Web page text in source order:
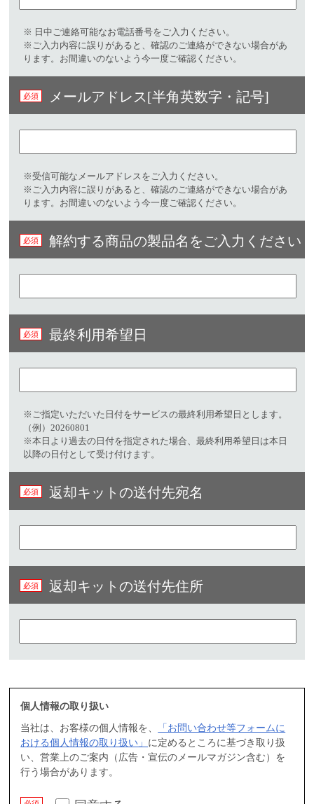
※ 日中ご連絡可能なお電話番号をご入力ください。​
※ご入力内容に誤りがあると、確認のご連絡ができない場合があ
ります。お間違いのないよう今一度ご確認ください。
メールアドレス[半角英数字・記号]​
※受信可能なメールアドレスをご入力ください。​
※ご入力内容に誤りがあると、確認のご連絡ができない場合があ
ります。お間違いのないよう今一度ご確認ください。
解約する商品の製品名をご入力ください
最終利用希望日
※ご指定いただいた日付をサービスの最終利用希望日とします。
（例）20260801
※本日より過去の日付を指定された場合、最終利用希望日は本日
以降の日付として受け付けます。
返却キットの送付先宛名
返却キットの送付先住所
個人情報の取り扱い
当社は、お客様の個人情報を、
「お問い合わせ等フォームに
おける個人情報の取り扱い」 に定めるところに基づき取り扱
い、営業上のご案内（広告・宣伝のメールマガジン含む）を
行う場合があります。